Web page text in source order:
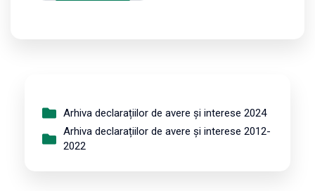
Arhiva declarațiilor de avere și interese 2024
Arhiva declarațiilor de avere și interese 2012-
2022